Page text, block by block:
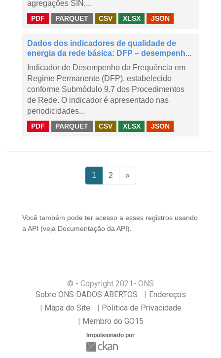
agregações SIN,...
PDF PARQUET CSV XLSX JSON
Dados dos indicadores de qualidade de
energia da rede básica: DFP – desempenh...
Indicador de Desempenho da Frequência em
Regime Permanente (DFP), estabelecido
conforme Submódulo 9.7 dos Procedimentos
de Rede. O indicador é apresentado nas
periodicidades...
PDF PARQUET CSV XLSX JSON
1 2 »
Você também pode ter acesso a esses registros usando
a API (veja Documentação da API ).
© - Copyright 2021 - ONS
Sobre ONS DADOS ABERTOS
Endereços
Mapa do Site
Politica de Privacidade
Membro do GO15
Impulsionado por